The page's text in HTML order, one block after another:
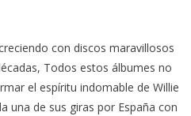
con discos maravillosos
Todos estos álbumes no
el espíritu indomable de Willie
una de sus giras por España con